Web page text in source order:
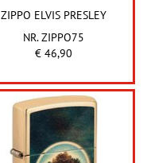
ZIPPO ELVIS PRESLEY
NR. ZIPPO75
€ 46,90